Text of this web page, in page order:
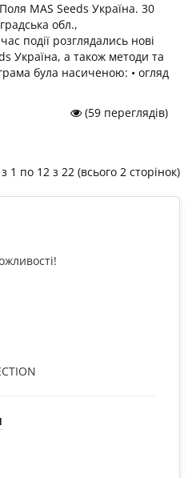
MAS Seeds Україна. 30
обл.,
події розглядались нові
Україна, а також методи та
була насиченою: • огляд
(59 переглядів)
1 по 12 з 22 (всього 2 сторінок)